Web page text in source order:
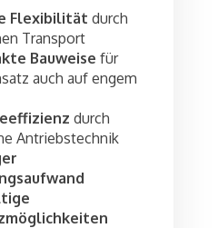
Flexibilität durch
Transport
Bauweise für
auch auf engem
durch
Antriebstechnik